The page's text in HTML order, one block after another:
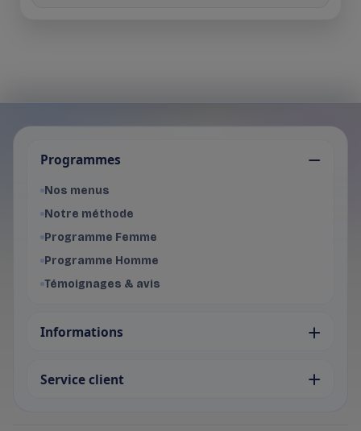
Je choisis mon programme
Programme Homme
Programmes
Nos menus
Notre méthode
Programme Femme
Programme Homme
Témoignages & avis
Informations
Service client